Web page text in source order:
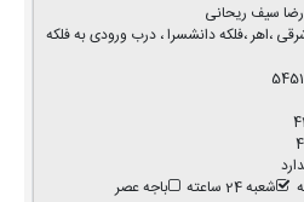
سیف ریحانی
،اهر ،فلکه دانشسرا ، درب ورودی به فلکه
شعبه 24 ساعته باجه عصر